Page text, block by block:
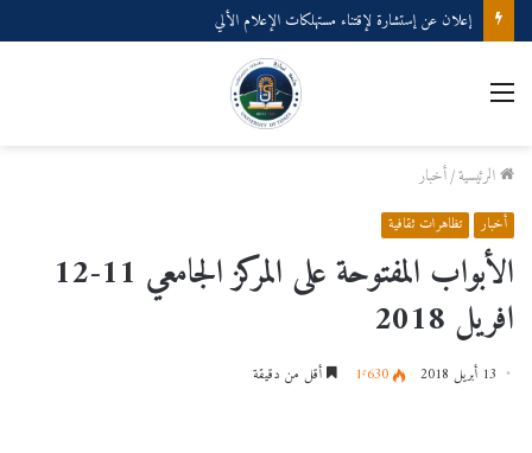
إعلان عن إستشارة لإقتناء مستهلكات الإعلام الألي
الرئيسية/أخبار
أخبار تظاهرات ثقافية
الأبواب المفتوحة على المركز الجامعي 11-12
افريل 2018
13 أبريل 2018 1٬630 أقل من دقيقة